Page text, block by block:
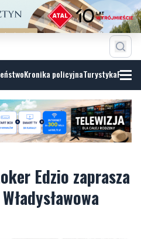
Kronika policyjnaTurystyka
Edzio zaprasza